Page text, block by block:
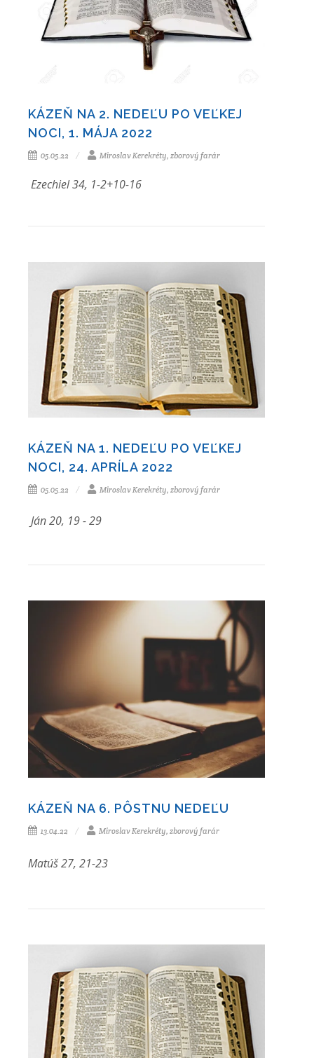
KÁZEŇ NA 2. NEDEĽU PO VEĽKEJ
NOCI, 1. MÁJA 2022
05.05.22 Miroslav Kerekréty, zborový farár
Ezechiel 34, 1-2+10-16
KÁZEŇ NA 1. NEDEĽU PO VEĽKEJ
NOCI, 24. APRÍLA 2022
05.05.22 Miroslav Kerekréty, zborový farár
Ján 20, 19 - 29
KÁZEŇ NA 6. PÔSTNU NEDEĽU
13.04.22 Miroslav Kerekréty, zborový farár
Matúš 27, 21-23